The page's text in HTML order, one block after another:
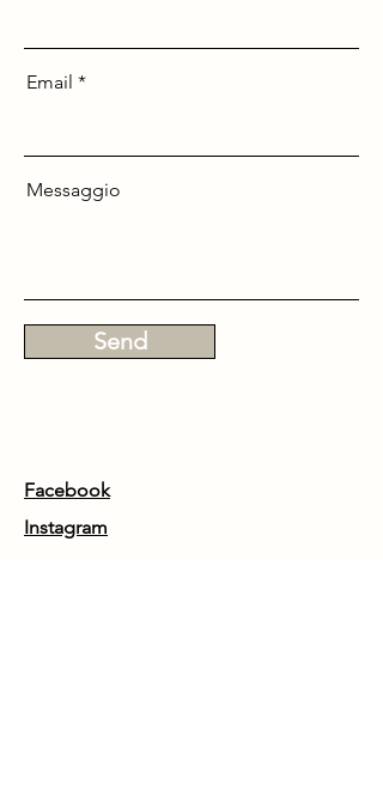
Email
Messaggio
Send
Facebook
Instagram